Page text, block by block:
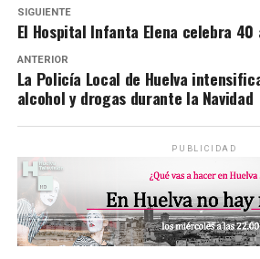
SIGUIENTE
El Hospital Infanta Elena celebra 40
ANTERIOR
La Policía Local de Huelva
alcohol y drogas durante la Navidad
PUBLICIDAD